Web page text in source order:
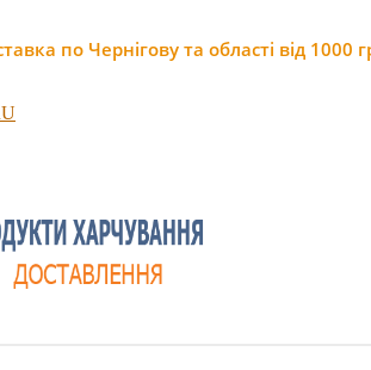
по Чернігову та області від 1000